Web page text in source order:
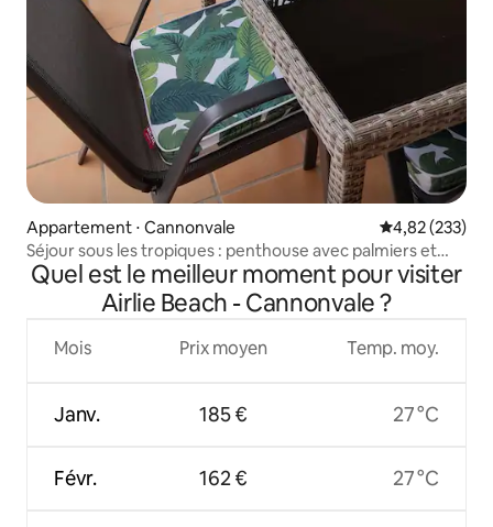
Appartement ⋅ Cannonvale Évaluation
4,82 (233)
Séjour sous les tropiques : penthouse avec palmiers et
vue sur la piscine
Quel est le meilleur moment pour visiter
Airlie Beach - Cannonvale ?
Mois
Janv.
Févr.
Prix moyen
185 €
162 €
Temp. moy.
27 °C
27 °C